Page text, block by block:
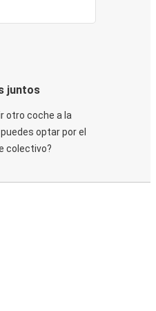
juntos
otro coche a la
optar por el
colectivo?